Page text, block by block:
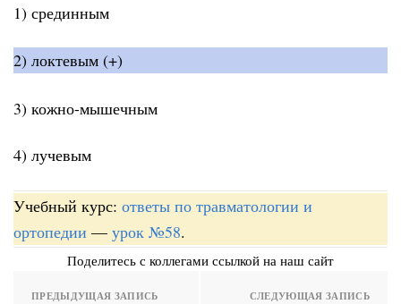
1) срединным
2) локтевым (+)
3) кожно-мышечным
4) лучевым
Учебный курс: ответы по травматологии и
ортопедии — урок №58.
Поделитесь с коллегами ссылкой на наш сайт
ПРЕДЫДУЩАЯ ЗАПИСЬ СЛЕДУЮЩАЯ ЗАПИСЬ